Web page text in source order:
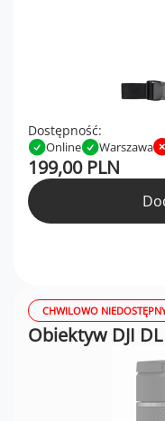
Dostępność:
Online Warszawa
199,00 PLN
CHWILOWO
Obiektyw DJI